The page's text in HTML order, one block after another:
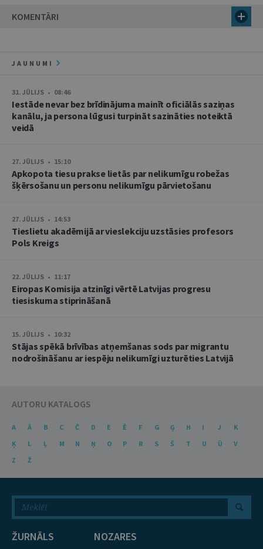
KOMENTĀRI
JAUNUMI
31. JŪLIJS • 08:46
Iestāde nevar bez brīdinājuma mainīt oficiālās saziņas
kanālu, ja persona lūgusi turpināt sazināties noteiktā
veidā
27. JŪLIJS • 15:10
Apkopota tiesu prakse lietās par nelikumīgu robežas
šķērsošanu un personu nelikumīgu pārvietošanu
27. JŪLIJS • 14:53
Tieslietu akadēmijā ar vieslekciju uzstāsies profesors
Pols Kreigs
22. JŪLIJS • 11:17
Eiropas Komisija atzinīgi vērtē Latvijas progresu
tiesiskuma stiprināšanā
15. JŪLIJS • 10:32
Stājas spēkā brīvības atņemšanas sods par migrantu
nodrošināšanu ar iespēju nelikumīgi uzturēties Latvijā
AUTORU KATALOGS
A Ā B C Č D E Ē F G Ģ H I J
K
Ķ
L Ļ M N Ņ O P R S Š T U Ū
V
Z
Ž
ŽURNĀLS
NOZARES